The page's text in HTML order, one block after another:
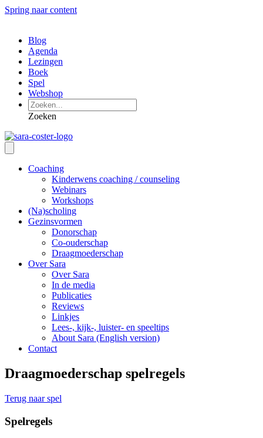
Spring naar content
Blog
Agenda
Lezingen
Boek
Spel
Webshop
Zoeken
Coaching
Kinderwens coaching / counseling
Webinars
Workshops
(Na)scholing
Gezinsvormen
Donorschap
Co-ouderschap
Draagmoederschap
Over Sara
Over Sara
In de media
Publicaties
Reviews
Linkjes
Lees-, kijk-, luister- en speeltips
About Sara (English version)
Contact
Draagmoederschap spelregels
Terug naar spel
Spelregels